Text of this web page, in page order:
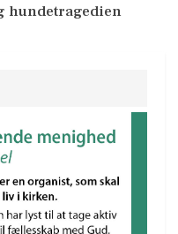
hundetragedien